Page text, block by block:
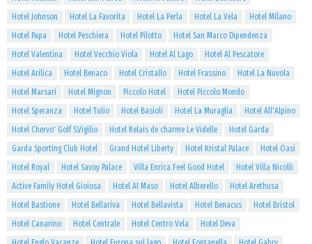
Hotel Johnson
Hotel La Favorita Hotel La Perla Hotel La Vela
Hotel Milano
Hotel Papa
Hotel Peschiera Hotel Pilotto
Hotel San Marco Dipendenza
Hotel Valentina
Hotel Vecchio Viola Hotel Al Lago
Hotel Al Pescatore
Hotel Arilica
Hotel Benaco Hotel Cristallo Hotel Frassino
Hotel La Nuvola
Hotel Marsari
Hotel Mignon Piccolo Hotel
Hotel Piccolo Mondo
Hotel Speranza
Hotel Tulio Hotel Basioli Hotel La Muraglia
Hotel All'Alpino
Hotel Chervo' Golf S.Vigilio
Hotel Relais de charme Le Videlle
Hotel Garda
Garda Sporting Club Hotel
Grand Hotel Liberty Hotel Kristal Palace
Hotel Oasi
Hotel Royal
Hotel Savoy Palace Villa Enrica Feel Good Hotel
Hotel Villa Nicolli
Active Family Hotel Gioiosa
Hotel Al Maso Hotel Alberello
Hotel Arethusa
Hotel Bastione
Hotel Bellariva Hotel Bellavista Hotel Benacus
Hotel Bristol
Hotel Canarino
Hotel Centrale Hotel Centro Vela
Hotel Deva